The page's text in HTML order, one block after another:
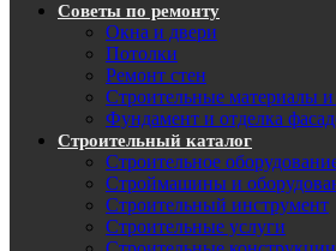
Советы по ремонту
Окна и двери
Потолки
Ремонт стен
Строительные материалы
Фундамент и отделка
Строительный каталог
Строительное
Строймашины и
Строительный инструмент
Строительные услуги